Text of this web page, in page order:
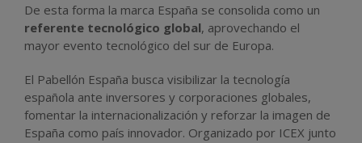
De esta forma la marca España se consolida como un
referente tecnológico global, aprovechando el
mayor evento tecnológico del sur de Europa.
El Pabellón España busca visibilizar la tecnología
española ante inversores y corporaciones globales,
fomentar la internacionalización y reforzar la imagen de
España como país innovador. Organizado por ICEX junto